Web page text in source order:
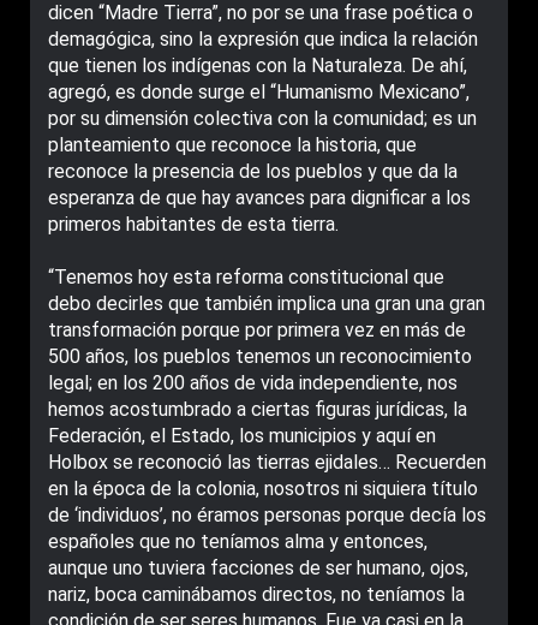
dicen “Madre Tierra”, no por se una frase poética o
demagógica, sino la expresión que indica la relación
que tienen los indígenas con la Naturaleza. De ahí,
agregó, es donde surge el “Humanismo Mexicano”,
por su dimensión colectiva con la comunidad; es un
planteamiento que reconoce la historia, que
reconoce la presencia de los pueblos y que da la
esperanza de que hay avances para dignificar a los
primeros habitantes de esta tierra.
“Tenemos hoy esta reforma constitucional que
debo decirles que también implica una gran una gran
transformación porque por primera vez en más de
500 años, los pueblos tenemos un reconocimiento
legal; en los 200 años de vida independiente, nos
hemos acostumbrado a ciertas figuras jurídicas, la
Federación, el Estado, los municipios y aquí en
Holbox se reconoció las tierras ejidales… Recuerden
en la época de la colonia, nosotros ni siquiera título
de ‘individuos’, no éramos personas porque decía los
españoles que no teníamos alma y entonces,
aunque uno tuviera facciones de ser humano, ojos,
nariz, boca caminábamos directos, no teníamos la